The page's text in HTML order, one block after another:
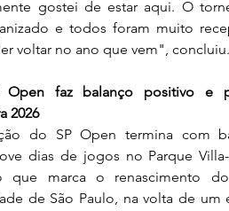
gostei de estar aqui. O
e todos foram muito
voltar no ano que vem", concluiu.
faz balanço positivo e
2026
do SP Open termina com
dias de jogos no Parque
que marca o renascimento
de São Paulo, na volta de um